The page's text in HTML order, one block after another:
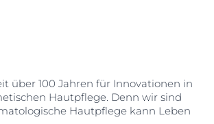
über 100 Jahren für Innovationen in
Hautpflege. Denn wir sind
Hautpflege kann Leben